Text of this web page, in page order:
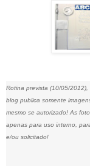
Rotina prevista (10/05/
blog publica somente
mesmo se autorizado! As
apenas para uso interno,
e/ou solicitado!